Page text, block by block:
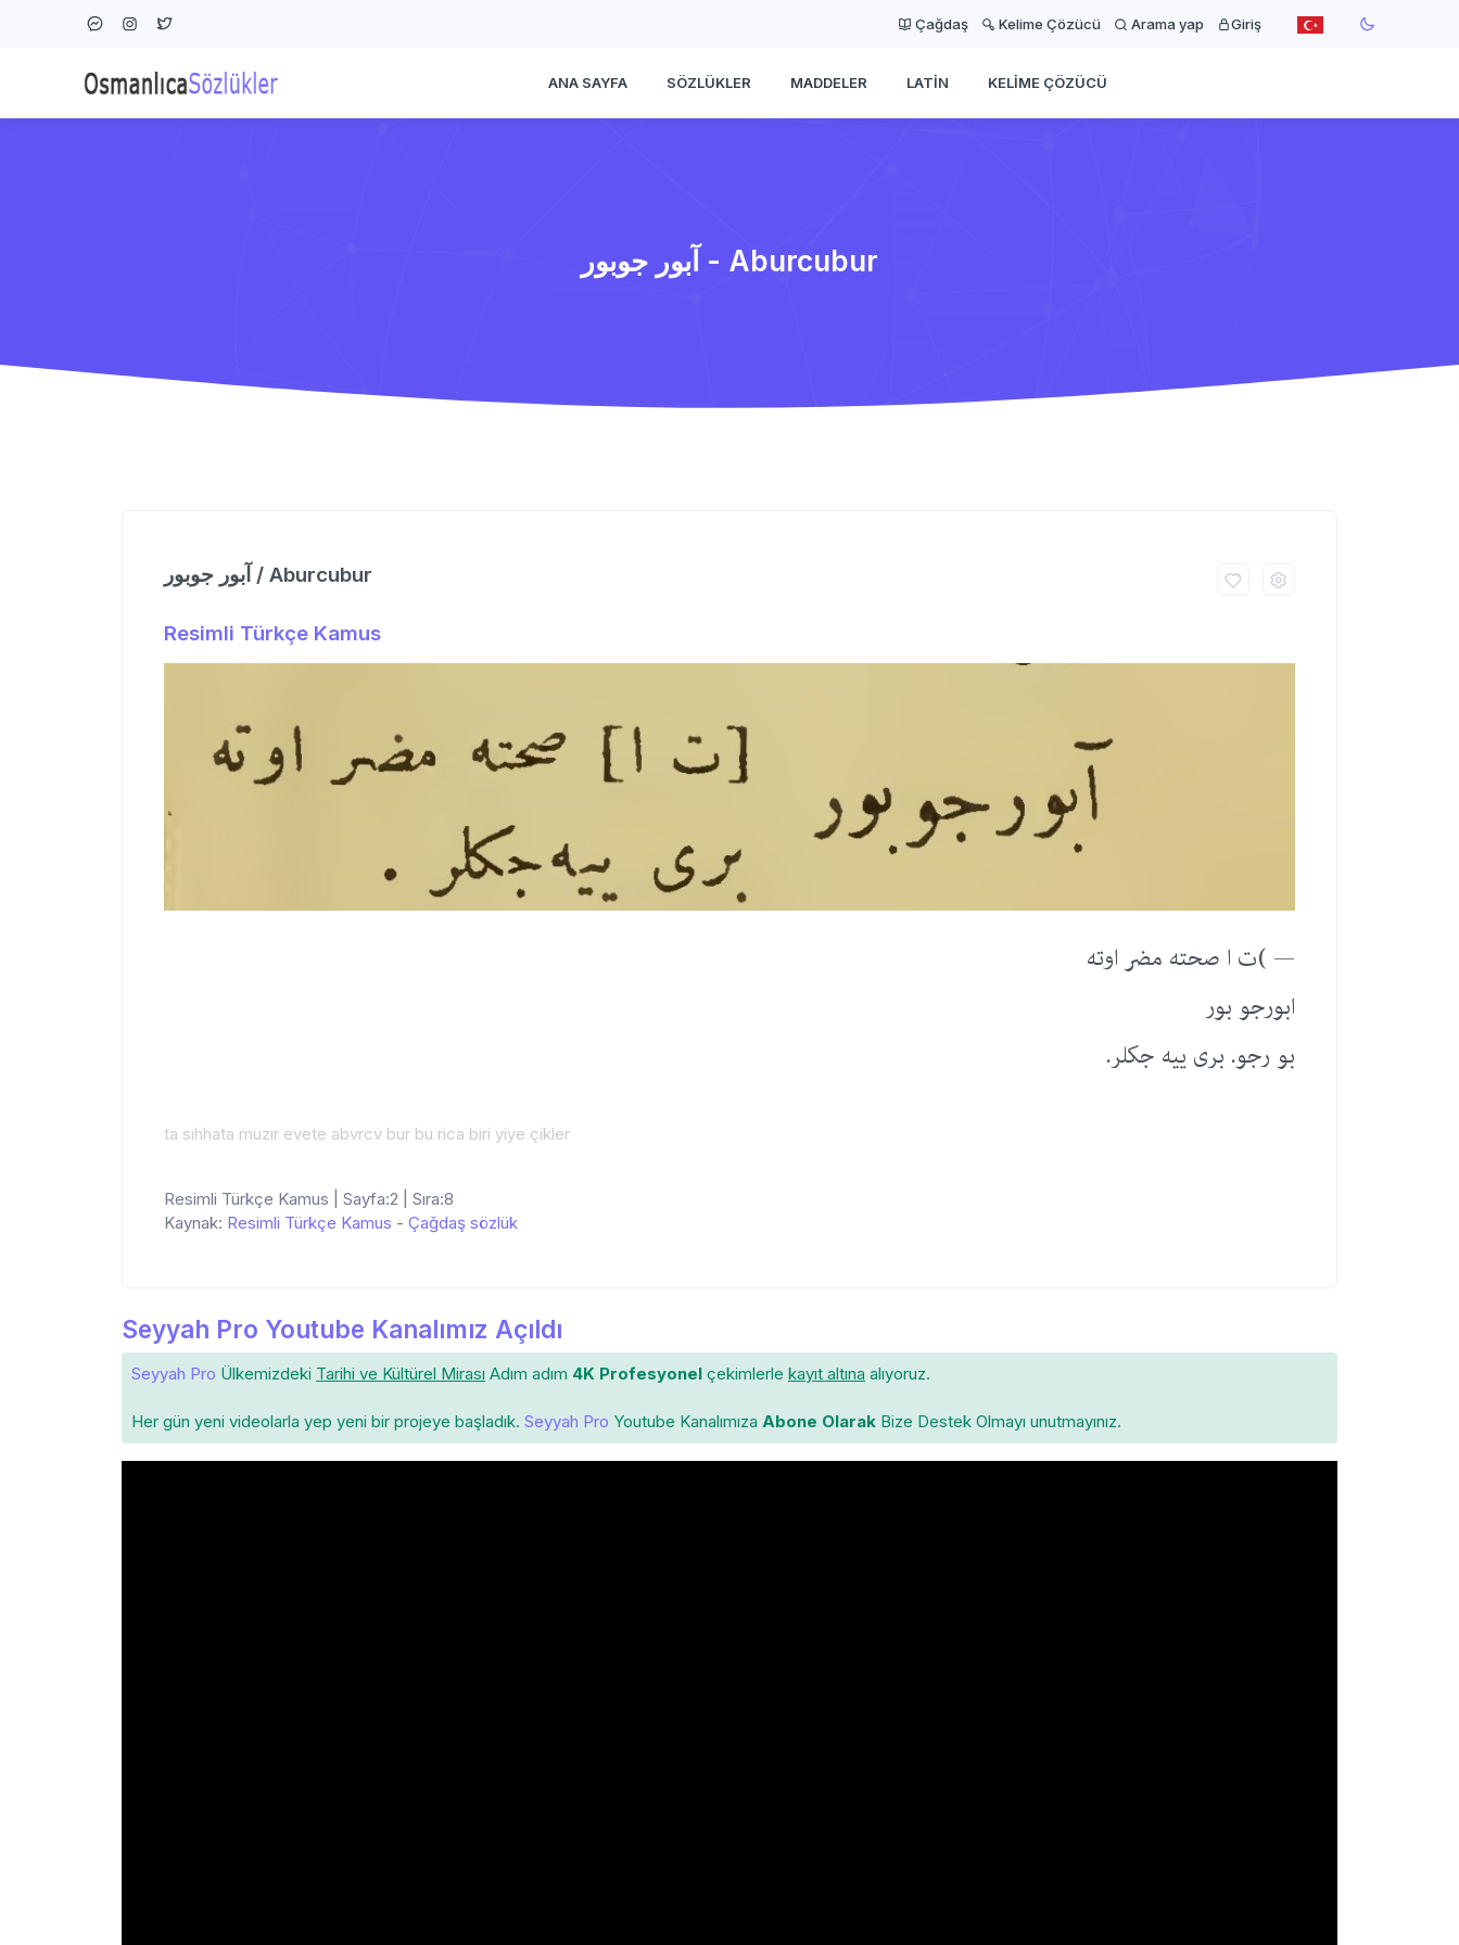
Çağdaş Kelime Çözücü Arama yap Giriş
ANA SAYFA SÖZLÜKLER MADDELER LATIN KELIME ÇÖZÜCÜ
آبور جوبور - Aburcubur
آبور جوبور / Aburcubur
Resimli Türkçe Kamus
— )ت ا صحته مضر اوته
ابورجو بور
بو رجو. بری ییه جكلر.
ta sıhhata muzır evete abvrcv bur bu rica biri yiye çikler
Resimli Türkçe Kamus | Sayfa:2 | Sıra:8
Kaynak: Resimli Türkçe Kamus - Çağdaş sözlük
Seyyah Pro Youtube Kanalımız Açıldı
Seyyah Pro Ülkemizdeki Tarihi ve Kültürel Mirası Adım adım 4K Profesyonel çekimlerle kayıt altına alıyoruz.
Her gün yeni videolarla yep yeni bir projeye başladık. Seyyah Pro Youtube Kanalımıza Abone Olarak Bize Destek Olmayı unutmayınız.